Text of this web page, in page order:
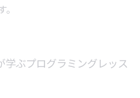
ぶプログラミングレッス